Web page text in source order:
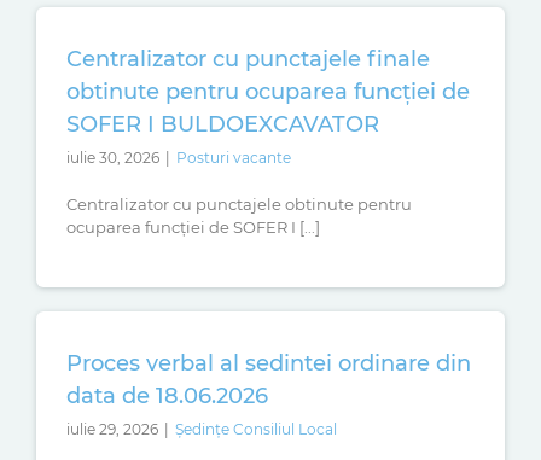
Centralizator cu punctajele finale
obtinute pentru ocuparea funcției de
SOFER I BULDOEXCAVATOR
iulie 30, 2026 | Posturi vacante
Centralizator cu punctajele obtinute pentru
ocuparea funcției de SOFER I [...]
Proces verbal al sedintei ordinare din
data de 18.06.2026
iulie 29, 2026 | Ședințe Consiliul Local